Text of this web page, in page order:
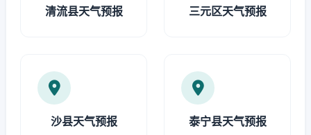
清流县天气预报 三元区天气预报
沙县天气预报 泰宁县天气预报